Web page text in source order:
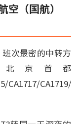
（国航）
次最密的中转方
京首都
CA1717/CA1719/